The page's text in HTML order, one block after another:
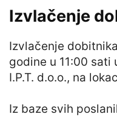
Izvlačenje
Izvlačenje
godine u 11:00
I.P.T. d.o.o., na
Iz baze svih